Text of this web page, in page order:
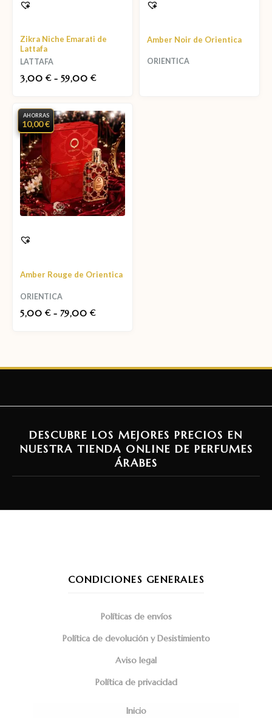
Zikra Niche Emarati de
Lattafa
LATTAFA
3,00 € - 59,00 €
Amber Noir de Orientica
ORIENTICA
AHORRAS
10,00 €
Amber Rouge de Orientica
ORIENTICA
5,00 € - 79,00 €
DESCUBRE LOS MEJORES PRECIOS EN
NUESTRA TIENDA ONLINE DE PERFUMES
ÁRABES
CONDICIONES GENERALES
Políticas de envíos
Política de devolución y Desistimiento
Aviso legal
Política de privacidad
Inicio